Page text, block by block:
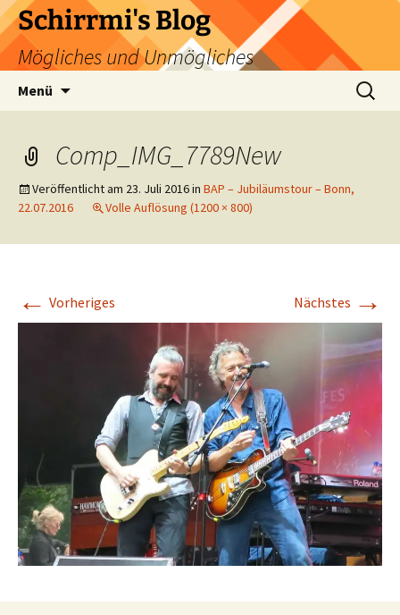
Zum
Inhalt
springen
Schirrmi's Blog
Mögliches und Unmögliches
Menü
Suchen
nach:
Comp_IMG_7789New
Veröffentlicht am 23. Juli 2016in BAP – Jubiläumstour – Bonn,
22.07.2016
Volle Auflösung (1200 × 800)
← Vorheriges Nächstes →